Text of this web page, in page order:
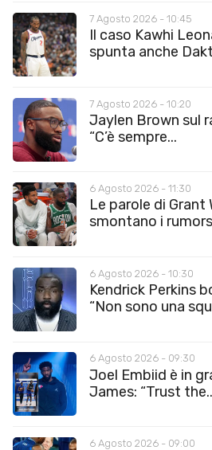
7 Agosto 2026 - 10:45
Il caso Kawhi
spunta anche
7 Agosto 2026 - 10:20
Jaylen Brown sul
“C’è sempre...
6 Agosto 2026 - 11:30
Le parole di Grant
smontano i
6 Agosto 2026 - 10:30
Kendrick Perkins
“Non sono una
6 Agosto 2026 - 09:30
Joel Embiid è in
James: “Trust
6 Agosto 2026 - 09:00